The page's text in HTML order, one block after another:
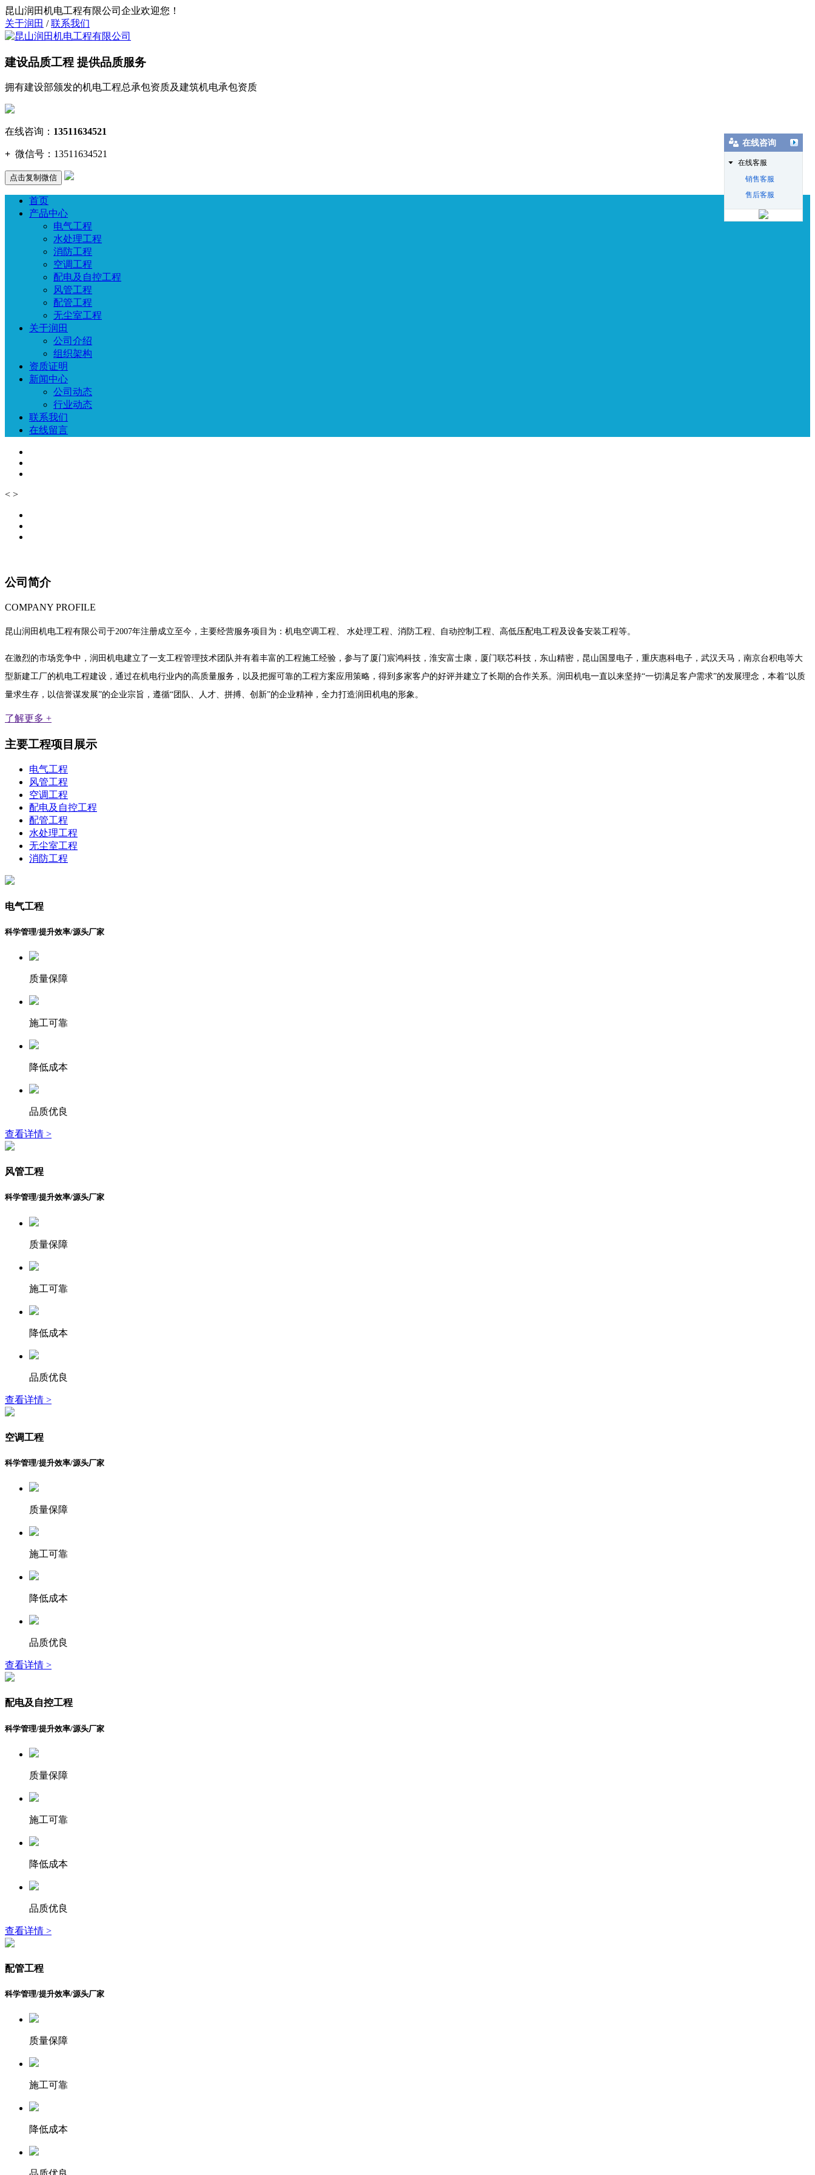
昆山润田机电工程有限公司企业欢迎您！
关于润田 /联系我们
建设品质工程 提供品质服务
拥有建设部颁发的机电工程总承包资质及建筑机电承包资质
在线咨询： 13511634521
+ 微信号： 13511634521
点击复制微信
首页
产品中心
电气工程
水处理工程
消防工程
空调工程
配电及自控工程
风管工程
配管工程
无尘室工程
关于润田
公司介绍
组织架构
资质证明
新闻中心
公司动态
行业动态
联系我们
在线留言
< >
公司简介
COMPANY PROFILE
昆山润田机电工程有限公司于2007年注册成立至今，主要经营服务项目为：机电空调工程、 水处理工程、消防工程、自动控制工程、高低压配电工程及设备安装工程等。
在激烈的市场竞争中，润田机电建立了一支工程管理技术团队并有着丰富的工程施工经验，参与了厦门宸鸿科技，淮安富士康，厦门联芯科技，东山精密，昆山国显电子，重庆惠科电子，武汉天马，南京台积电等大
型新建工厂的机电工程建设，通过在机电行业内的高质量服务，以及把握可靠的工程方案应用策略，得到多家客户的好评并建立了长期的合作关系。润田机电一直以来坚持“一切满足客户需求”的发展理念，本着“以质
量求生存，以信誉谋发展”的企业宗旨，遵循“团队、人才、拼搏、创新”的企业精神，全力打造润田机电的形象。
了解更多 +
主要工程项目展示
电气工程
风管工程
空调工程
配电及自控工程
配管工程
水处理工程
无尘室工程
消防工程
电气工程
科学管理/提升效率/源头厂家
质量保障
施工可靠
降低成本
品质优良
查看详情 >
风管工程
科学管理/提升效率/源头厂家
质量保障
施工可靠
降低成本
品质优良
查看详情 >
空调工程
科学管理/提升效率/源头厂家
质量保障
施工可靠
降低成本
品质优良
查看详情 >
配电及自控工程
科学管理/提升效率/源头厂家
质量保障
施工可靠
降低成本
品质优良
查看详情 >
配管工程
科学管理/提升效率/源头厂家
质量保障
施工可靠
降低成本
在线咨询
在线客服
销售客服
售后客服